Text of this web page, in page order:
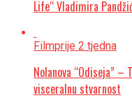
Life“ Vladimira
Filmprije 2 tjedna
Nolanova “Odiseja”
visceralnu stvarnost